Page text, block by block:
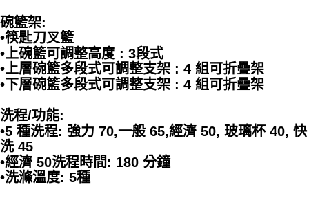
碗籃架:
•筷匙刀叉籃
•上碗籃可調整高度 : 3段式
•上層碗籃多段式可調整支架 : 4 組可折疊架
•下層碗籃多段式可調整支架 : 4 組可折疊架
洗程/功能:
•5 種洗程: 強力 70,一般 65,經濟 50, 玻璃杯 40, 快
洗 45
•經濟 50洗程時間: 180 分鐘
•洗滌溫度: 5種